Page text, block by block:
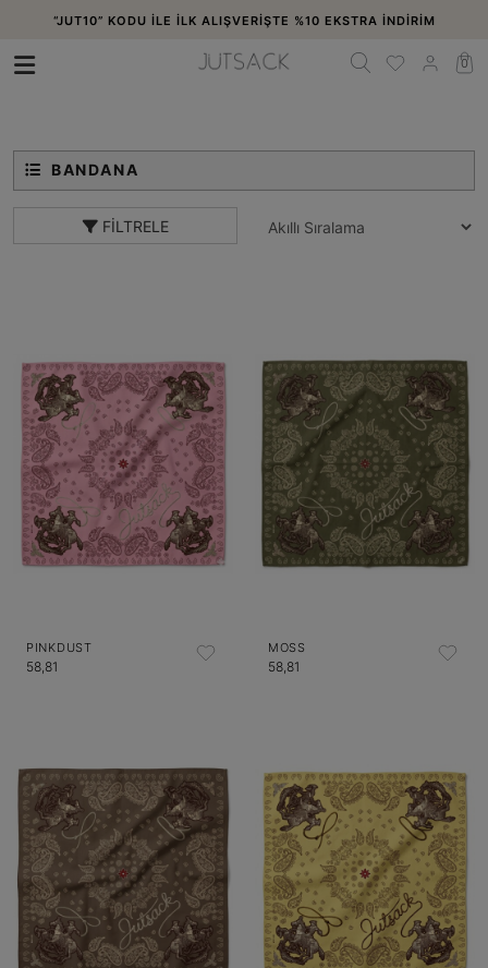
“JUT10” KODU İLE İLK ALIŞVERİŞTE %10 EKSTRA İNDİRİM
0
Ana Sayfa NEW ARRIVALS BANDANA
BANDANA
FILTRELE
PINKDUST
58,81
MOSS
58,81